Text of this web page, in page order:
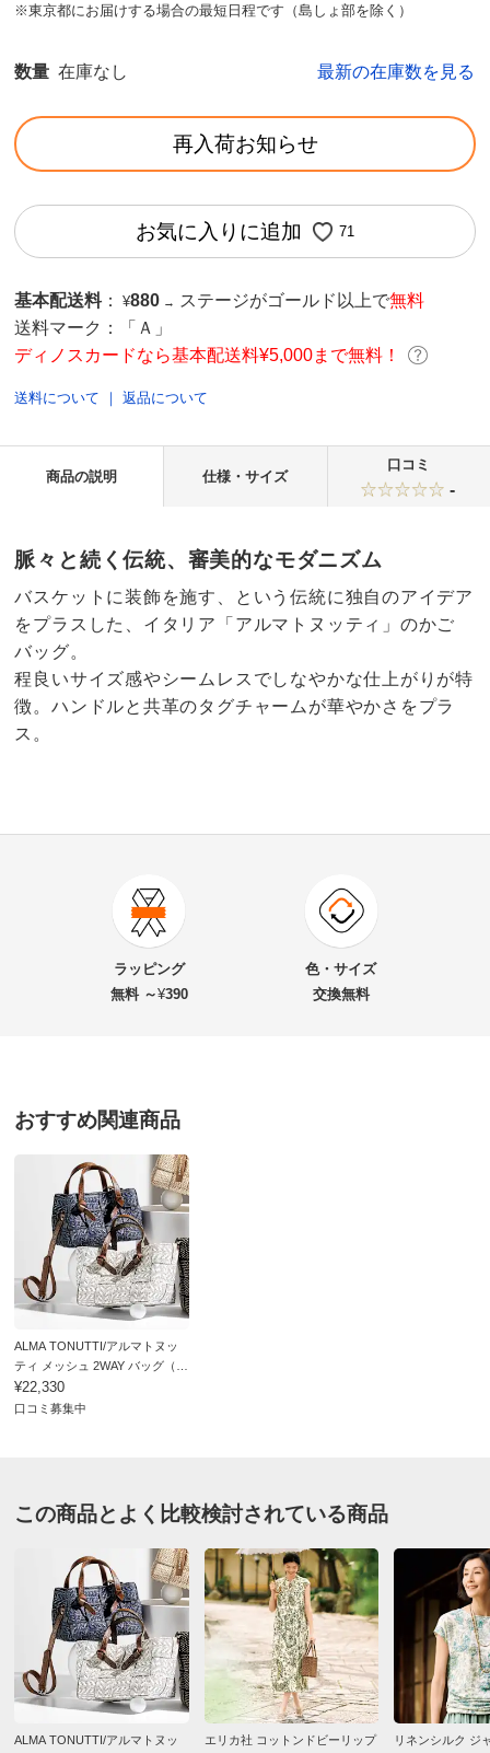
※東京都にお届けする場合の最短日程です（島しょ部を除く）
数量 在庫なし 最新の在庫数を見る
再入荷お知らせ
お気に入りに追加 71
基本配送料 ： ¥880 → ステージがゴールド以上で無料
送料マーク：
「Ａ」
ディノスカードなら基本配送料¥5,000まで無料！
送料について ｜返品について
商品の説明 仕様・サイズ
口コミ
-
脈々と続く伝統、審美的なモダニズム
バスケットに装飾を施す、という伝統に独自のアイデア
をプラスした、イタリア「アルマトヌッティ」のかご
バッグ。
程良いサイズ感やシームレスでしなやかな仕上がりが特
徴。ハンドルと共革のタグチャームが華やかさをプラ
ス。
900-R345-12
バッグ（イタリア製）
送料・送料種
基本配送料：¥
お支払い方法
■色：（ア）ブラック系、（イ）ベージュ系
■サイズ：約幅26・マチ15.5・高さ20・持ち手高さ16cm
■素材：ポリプロピレン・ポリエチレン、内側…ポリエス
テル、持ち手…牛革
■マグネットホック式開閉
■内部にオープンポケット×1、ファスナーポケット×1
■重さ約445g
■商品により、柄の出方が多少異なります。
サイズ表記について（ファッション雑貨）
ラッピング
無料 ～¥390
色・サイズ
交換無料
おすすめ関連商品
ALMA TONUTTI/アルマトヌッ
ティ メッシュ 2WAY バッグ（イ
タリア製）
¥22,330
口コミ募集中
この商品とよく比較検討されている商品
ALMA TONUTTI/アルマトヌッ エリカ社 コットンドビーリップ リネンシルク ジ